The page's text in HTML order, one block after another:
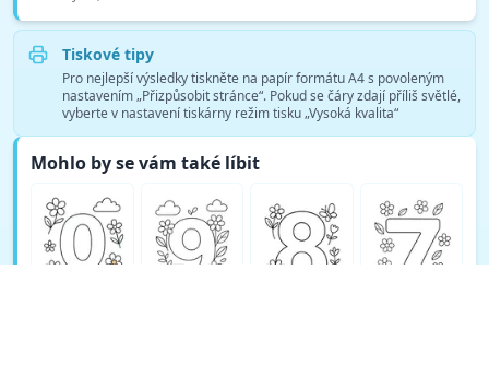
Tiskové tipy
Pro nejlepší výsledky tiskněte na papír formátu A4 s povoleným
nastavením „Přizpůsobit stránce“. Pokud se čáry zdají příliš světlé,
vyberte v nastavení tiskárny režim tisku „Vysoká kvalita“
Mohlo by se vám také líbit